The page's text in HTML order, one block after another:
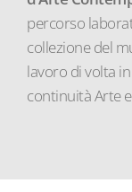
percorso
collezione del
lavoro di volta
continuità Arte